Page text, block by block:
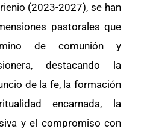
(2023-2027), se han
pastorales que
de comunión y
destacando la
de la fe, la formación
encarnada, la
y el compromiso con